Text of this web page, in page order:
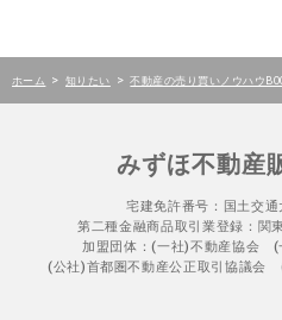
ホーム > 知りたい > 不動産の売り買いノウハウ
みずほ不動産
宅建免許番号：国土交
第二種金融商品取引業登録：関
加盟団体：(一社)不動産協会
(公社)首都圏不動産公正取引協議会